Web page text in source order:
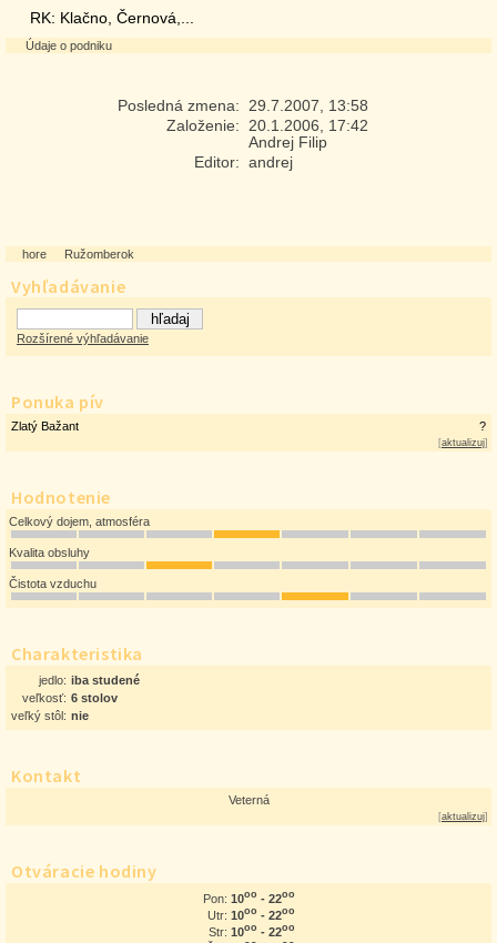
Vyhľadávanie
Rozšírené výhľadávanie
Ponuka pív
Zlatý Bažant ?
[aktualizuj]
Hodnotenie
Celkový dojem, atmosféra
Kvalita obsluhy
Čistota vzduchu
Charakteristika
jedlo: iba studené
veľkosť: 6 stolov
veľký stôl: nie
Kontakt
Veterná
[aktualizuj]
Otváracie hodiny
Pon: 10oo - 22oo
Utr: 10oo - 22oo
Str: 10oo - 22oo
RK: Klačno, Černová,...
Údaje o podniku
Posledná zmena: 29.7.2007, 13:58
Založenie: 20.1.2006, 17:42
Andrej Filip
Editor: andrej
hore Ružomberok